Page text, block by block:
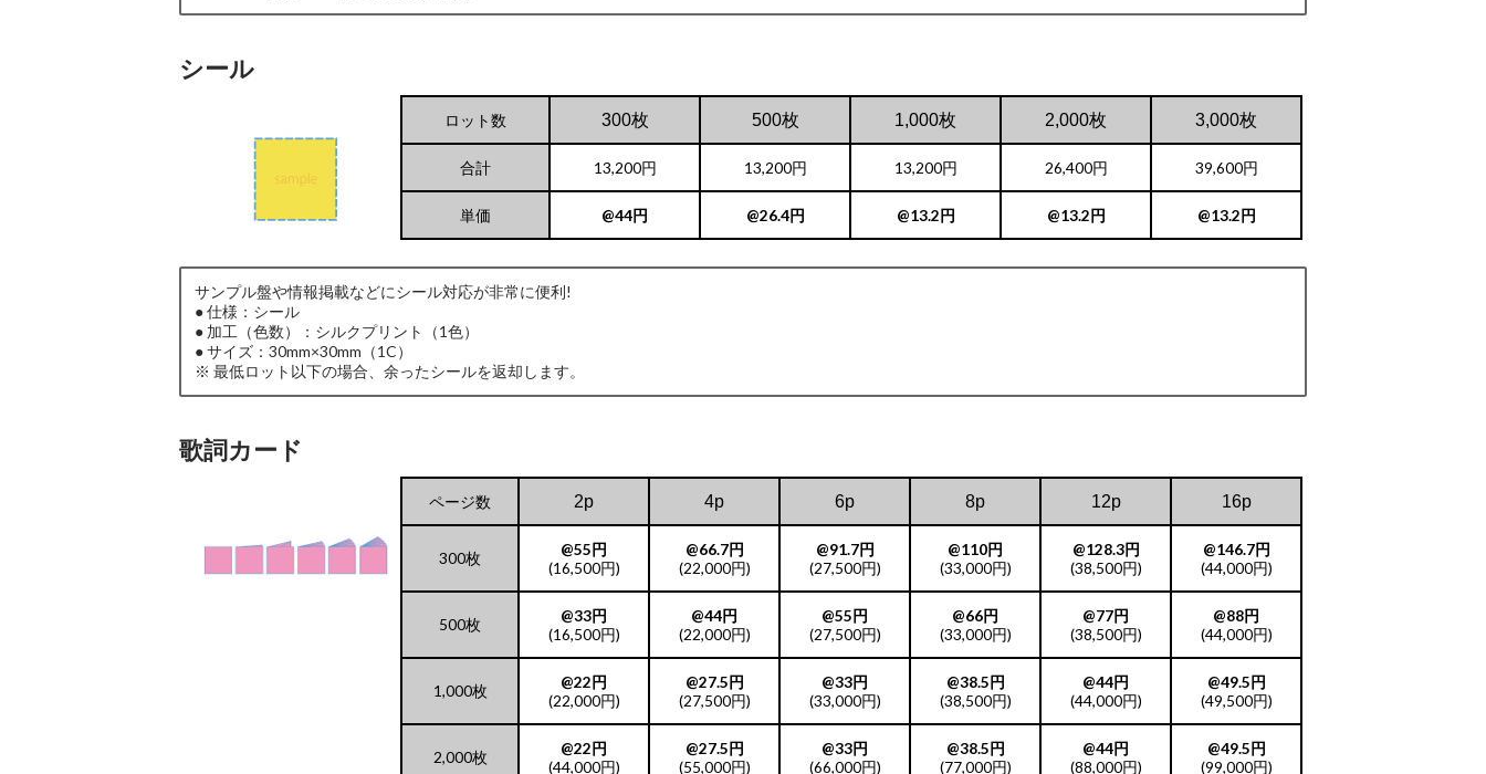
シール
ロット数 300枚 500枚 1,000枚 2,000枚 3,000枚
合計 13,200円 13,200円 13,200円 26,400円 39,600円
単価 @44円 @26.4円 @13.2円 @13.2円 @13.2円
サンプル盤や情報掲載などにシール対応が非常に便利!
● 仕様：シール
● 加工（色数）：シルクプリント（1色）
● サイズ：30mm×30mm（1C）
※ 最低ロット以下の場合、余ったシールを返却します。
歌詞カード
ページ数 2p 4p 6p 8p 12p 16p
300枚
@55円
(16,500円)
@66.7円
(22,000円)
@91.7円
(27,500円)
@110円
(33,000円)
@128.3円
(38,500円)
@146.7円
(44,000円)
500枚
@33円
(16,500円)
@44円
(22,000円)
@55円
(27,500円)
@66円
(33,000円)
@77円
(38,500円)
@88円
(44,000円)
1,000枚
@22円
(22,000円)
@27.5円
(27,500円)
@33円
(33,000円)
@38.5円
(38,500円)
@44円
(44,000円)
@49.5円
(49,500円)
2,000枚
@22円
(44,000円)
@27.5円
(55,000円)
@33円
(66,000円)
@38.5円
(77,000円)
@44円
(88,000円)
@49.5円
(99,000円)